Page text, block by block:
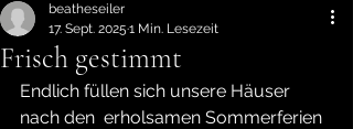
Frisch gestimmt
beatheseiler
17. Sept. 2025 1 Min. Lesezeit
Endlich füllen sich unsere Häuser
nach den  erholsamen Sommerferien